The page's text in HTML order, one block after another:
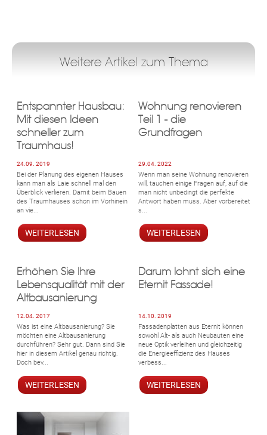
Weitere Artikel zum Thema
Entspannter Hausbau:
Mit diesen Ideen
schneller zum
Traumhaus!
24.09. 2019
Bei der Planung des eigenen Hauses
kann man als Laie schnell mal den
Überblick verlieren. Damit beim Bauen
des Traumhauses schon im Vorhinein
an vie...
WEITERLESEN
Wohnung renovieren
Teil 1 - die
Grundfragen
29.04. 2022
Wenn man seine Wohnung renovieren
will, tauchen einige Fragen auf, auf die
man nicht unbedingt die perfekte
Antwort haben muss. Aber vorbereitet
s...
WEITERLESEN
Erhöhen Sie Ihre
Lebensqualität mit der
Altbausanierung
12.04. 2017
Was ist eine Altbausanierung? Sie
möchten eine Altbausanierung
durchführen? Sehr gut. Dann sind Sie
hier in diesem Artikel genau richtig.
Doch bev...
WEITERLESEN
Darum lohnt sich eine
Eternit Fassade!
14.10. 2019
Fassadenplatten aus Eternit können
sowohl Alt- als auch Neubauten eine
neue Optik verleihen und gleichzeitig
die Energieeffizienz des Hauses
verbess...
WEITERLESEN